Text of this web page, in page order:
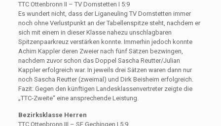
TTC Ottenbronn II – TV Dornstetten I 5:9
Es wundert nicht, dass der Liganeuling TV Dornstetten immer
noch ohne Verlustpunkt an der Tabellenspitze steht, nachdem er
sich mit einem in dieser Klasse nahezu unschlagbaren
Spitzenpaarkreuz verstärken konnte. Immerhin jedoch konnte
Achim Kappler deren Zweier nach fünf Sätzen bezwingen,
nachdem zuvor schon das Doppel Sascha Reutter/Julian
Kappler erfolgreich war. In jeweils drei Sätzen waren dann nur
noch Sascha Reutter (zweimal) und Dirk Beisheim erfolgreich.
Fazit: Gegen den künftigen Landesklassenvertreter zeigte die
„TTC-Zweite“ eine ansprechende Leistung.
Bezirksklasse Herren
TTC Ottenbronn III – SF Gechingen I 5:9